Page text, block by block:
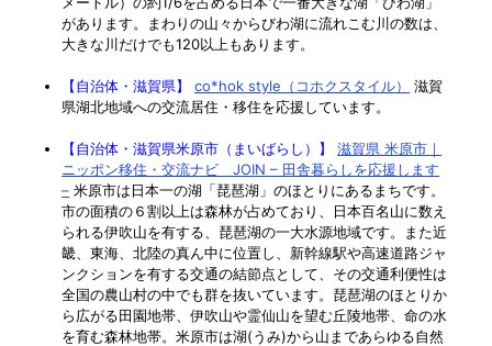
があります。まわりの山々からびわ湖に流れこむ川の数は、
大きな川だけでも120以上もあります。
【自治体・滋賀県】 co*hok style（コホクスタイル）
滋賀
県湖北地域への交流居住・移住を応援しています。
【自治体・滋賀県米原市（まいばらし）】
滋賀県 米原市｜
ニッポン移住・交流ナビ JOIN – 田舎暮らしを応援します
– 米原市は日本一の湖「琵琶湖」のほとりにあるまちです。
市の面積の６割以上は森林が占めており、日本百名山に数え
られる伊吹山を有する、琵琶湖の一大水源地域です。また近
畿、東海、北陸の真ん中に位置し、新幹線駅や高速道路ジャ
ンクションを有する交通の結節点として、その交通利便性は
全国の農山村の中でも群を抜いています。琵琶湖のほとりか
ら広がる田園地帯、伊吹山や霊仙山を望む丘陵地帯、命の水
を育む森林地帯。米原市は湖(うみ)から山まであらゆる自然